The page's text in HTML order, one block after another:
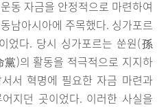
동 자금을 안정적으로 마련하여
남아시아에 주목했다. 싱가포르
었다. 당시 싱가포르는 쑨원(孫
)의 활동을 적극적으로 지지하
서 혁명에 필요한 자금 마련과
지던 곳이었다. 이러한 사실을